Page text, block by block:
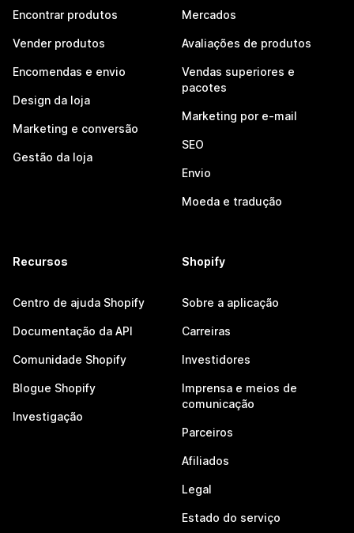
Encontrar produtos
Vender produtos
Encomendas e envio
Design da loja
Marketing e conversão
Gestão da loja
Mercados
Avaliações de produtos
Vendas superiores e
pacotes
Marketing por e-mail
SEO
Envio
Moeda e tradução
Recursos
Centro de ajuda Shopify
Documentação da API
Comunidade Shopify
Blogue Shopify
Investigação
Shopify
Sobre a aplicação
Carreiras
Investidores
Imprensa e meios de
comunicação
Parceiros
Afiliados
Legal
Estado do serviço